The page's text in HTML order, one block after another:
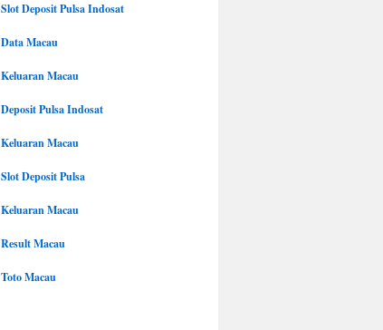
Slot Deposit Pulsa Indosat
Data Macau
Keluaran Macau
Deposit Pulsa Indosat
Keluaran Macau
Slot Deposit Pulsa
Keluaran Macau
Result Macau
Toto Macau